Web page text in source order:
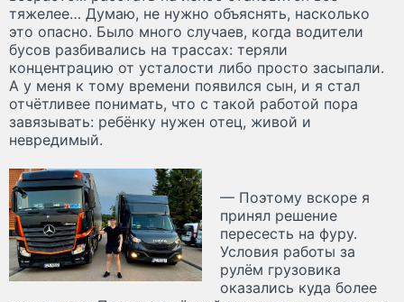
тяжелее… Думаю, не нужно объяснять, насколько
это опасно. Было много случаев, когда водители
бусов разбивались на трассах: теряли
концентрацию от усталости либо просто засыпали.
А у меня к тому времени появился сын, и я стал
отчётливее понимать, что с такой работой пора
завязывать: ребёнку нужен отец, живой и
невредимый.
— Поэтому вскоре я
принял решение
пересесть на фуру.
Условия работы за
рулём грузовика
оказались куда более